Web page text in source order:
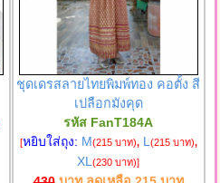
ชุดเดรสลายไทยพิมพ์ทอง คอตั้ง สี
เปลือกมังคุด
รหัส FanT184A
[หยิบใส่ถุง: M(215 บาท), L (215 บาท),
XL(230 บาท)]